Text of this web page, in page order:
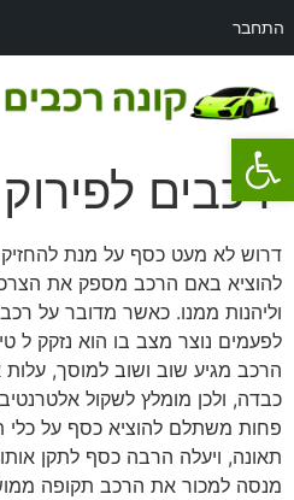
פתח סרגל נגישות
התחבר
רכבים
דרוש לא מעט כסף על מנת
להוציא באם הרכב מספק את
וליהנות ממנו. כאשר מדובר על
לפעמים נוצר מצב בו הוא נזקק ל
הרכב מגיע שוב ושוב למוסך,
כבדה, ולכן מומלץ לשקול
פחות משתלם להוציא כסף על
תאונה, ויעלה הרבה כסף לתקן
מנסה למכור את הרכב תקופה